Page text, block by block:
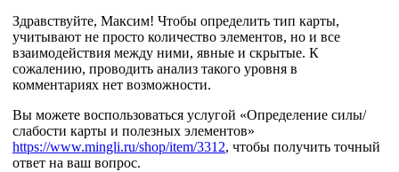
Здравствуйте, Максим! Чтобы определить тип карты,
учитывают не просто количество элементов, но и все
взаимодействия между ними, явные и скрытые. К
сожалению, проводить анализ такого уровня в
комментариях нет возможности.
Вы можете воспользоваться услугой «Определение силы/
слабости карты и полезных элементов»
https://www.mingli.ru/shop/item/3312, чтобы получить точный
ответ на ваш вопрос.